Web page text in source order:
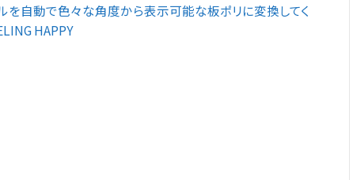
自動で色々な角度から表示可能な板ポリに変換してく
HAPPY